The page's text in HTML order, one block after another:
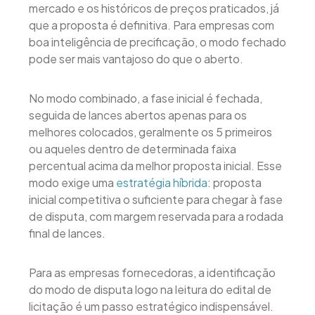
mercado e os históricos de preços praticados, já
que a proposta é definitiva. Para empresas com
boa inteligência de precificação, o modo fechado
pode ser mais vantajoso do que o aberto.
No modo combinado, a fase inicial é fechada,
seguida de lances abertos apenas para os
melhores colocados, geralmente os 5 primeiros
ou aqueles dentro de determinada faixa
percentual acima da melhor proposta inicial. Esse
modo exige uma estratégia híbrida: proposta
inicial competitiva o suficiente para chegar à fase
de disputa, com margem reservada para a rodada
final de lances.
Para as empresas fornecedoras, a identificação
do modo de disputa logo na leitura do edital de
licitação é um passo estratégico indispensável.